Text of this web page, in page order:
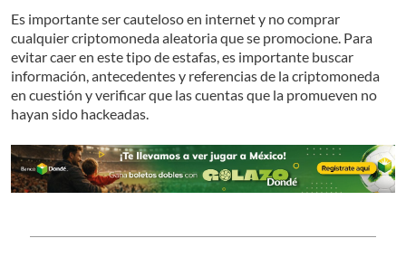
Es importante ser cauteloso en internet y no comprar
cualquier criptomoneda aleatoria que se promocione. Para
evitar caer en este tipo de estafas, es importante buscar
información, antecedentes y referencias de la criptomoneda
en cuestión y verificar que las cuentas que la promueven no
hayan sido hackeadas.